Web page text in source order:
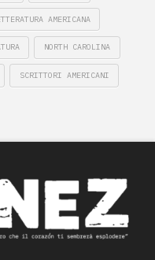
AMERICANA
NORTH CAROLINA
SCRITTORI AMERICANI